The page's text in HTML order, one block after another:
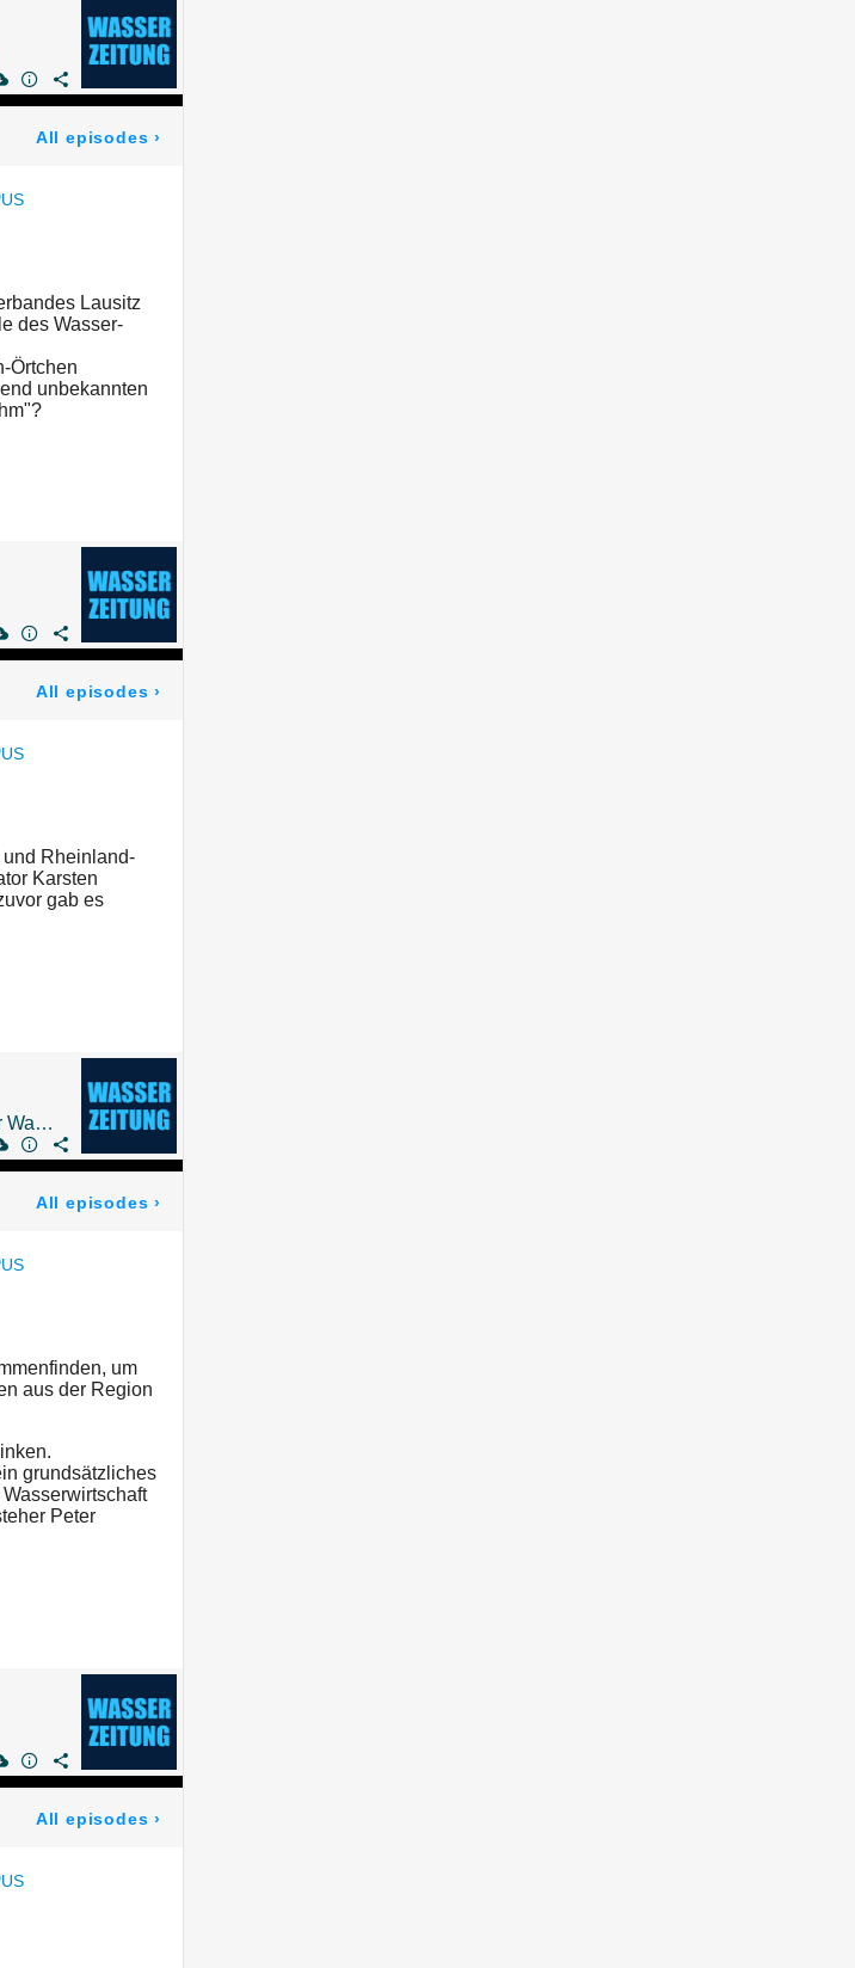
All episodes ›
Lausitz
des Wasser-
Örtchen
unbekannten
All episodes ›
Rheinland-
Karsten
gab es
Das Niedrigwasser-Konzept Brandenburg / Mehr Wasser für die Schwarze Elster
All episodes ›
um
aus der Region
grundsätzliches
Peter
All episodes ›